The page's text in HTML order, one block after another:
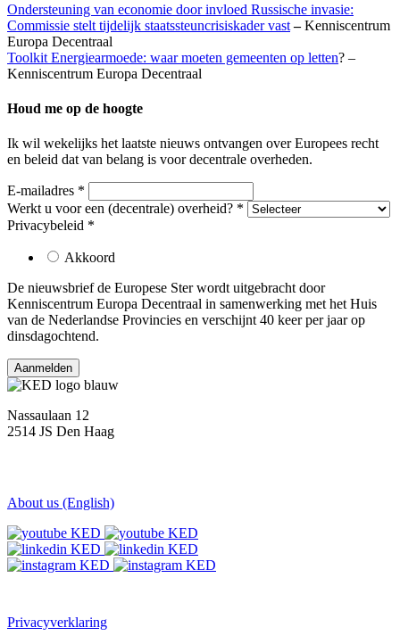
Ondersteuning van economie door invloed Russische invasie:
Commissie stelt tijdelijk staatssteuncrisiskader vast–Kenniscentrum
Europa Decentraal
Toolkit Energiearmoede: waar moeten gemeenten op letten? –
Kenniscentrum Europa Decentraal
Houd me op de hoogte
Ik wil wekelijks het laatste nieuws ontvangen over Europees recht
en beleid dat van belang is voor decentrale overheden.
E-mailadres *
Werkt u voor een (decentrale) overheid? *
Privacybeleid *
Akkoord
De nieuwsbriefde Europese Sterwordt uitgebracht door
Kenniscentrum Europa Decentraal in samenwerking met het Huis
van de Nederlandse Provincies en verschijnt 40 keer per jaar op
dinsdagochtend.
Nassaulaan 12
2514 JS Den Haag
About us (English)
Privacyverklaring